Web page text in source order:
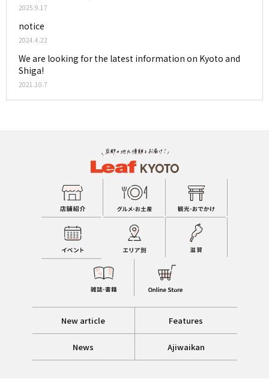
2025.9.17
notice
2024.4.22
We are looking for the latest information on Kyoto and
Shiga!
2021.10.7
New article Features
News Ajiwaikan